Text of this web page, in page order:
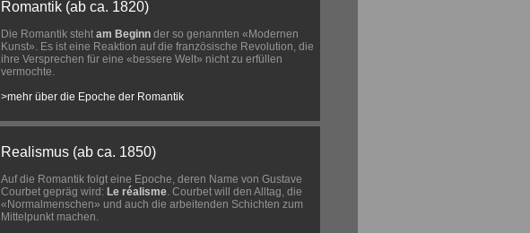
Romantik (ab ca. 1820)
Die Romantik steht am Beginn der so genannten «Modernen
Kunst». Es ist eine Reaktion auf die französische Revolution, die
ihre Versprechen für eine «bessere Welt» nicht zu erfüllen
vermochte.
>mehr über die Epoche der Romantik
Realismus (ab ca. 1850)
Auf die Romantik folgt eine Epoche, deren Name von Gustave
Courbet gepräg wird: Le réalisme. Courbet will den Alltag, die
«Normalmenschen» und auch die arbeitenden Schichten zum
Mittelpunkt machen.